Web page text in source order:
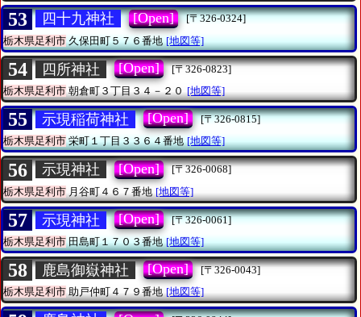
53 四十九神社 [Open]
[〒326-0324]
栃木県足利市久保田町５７６番地 [地図等]
54 四所神社 [Open]
[〒326-0823]
栃木県足利市朝倉町３丁目３４－２０ [地図等]
55 示現稲荷神社 [Open]
[〒326-0815]
栃木県足利市栄町１丁目３３６４番地 [地図等]
56 示現神社 [Open]
[〒326-0068]
栃木県足利市 月谷町４６７番地 [地図等]
57 示現神社 [Open]
[〒326-0061]
栃木県足利市田島町１７０３番地 [地図等]
58 鹿島御嶽神社 [Open]
[〒326-0043]
栃木県足利市助戸仲町４７９番地 [地図等]